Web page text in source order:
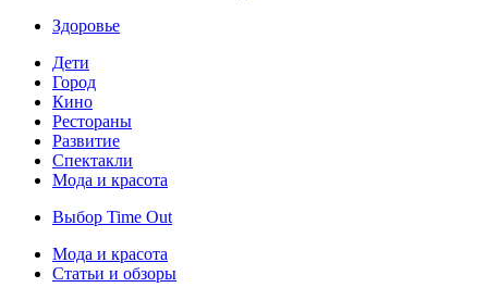
Здоровье
Дети
Город
Кино
Рестораны
Развитие
Спектакли
Мода и красота
Выбор Time Out
Мода и красота
Статьи и обзоры